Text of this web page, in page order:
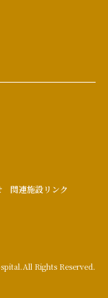
関連施設リンク
All Rights Reserved.